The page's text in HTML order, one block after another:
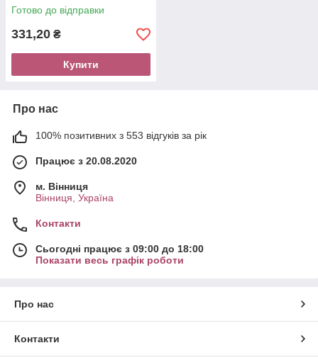
Готово до відправки
331,20 ₴
Купити
Про нас
100% позитивних з 553 відгуків за рік
Працює з 20.08.2020
м. Вінниця
Вінниця, Україна
Контакти
Сьогодні працює з 09:00 до 18:00
Показати весь графік роботи
Про нас
Контакти